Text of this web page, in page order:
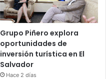
Grupo Piñero explora
oportunidades de
inversión turística en El
Salvador
Hace 2 días